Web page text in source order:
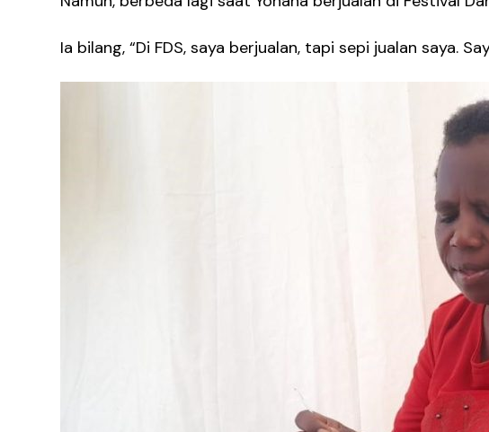
Ia bilang, “Di FDS, saya berjualan, tapi sepi jualan saya.